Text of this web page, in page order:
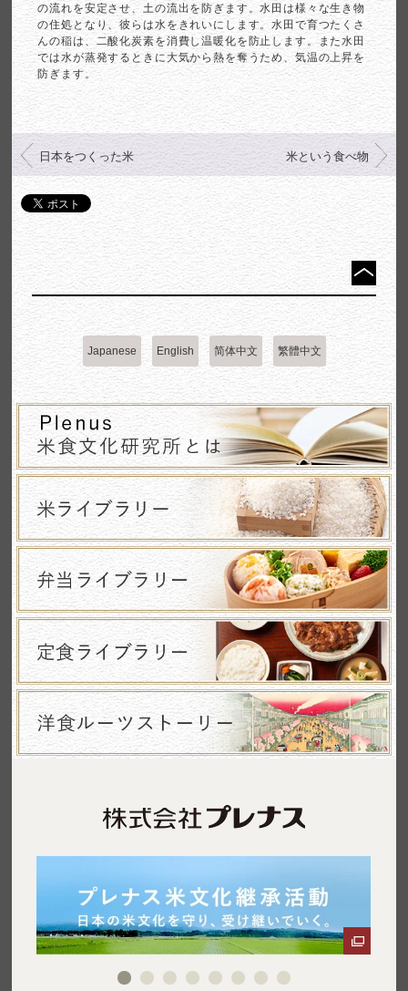
の流れを安定させ、土の流出を防ぎます。水田は様々な生き物
の住処となり、彼らは水をきれいにします。水田で育つたくさ
んの稲は、二酸化炭素を消費し温暖化を防止します。また水田
では水が蒸発するときに大気から熱を奪うため、気温の上昇を
防ぎます。
日本をつくった米 米という食べ物
Japanese English 简体中文 繁體中文